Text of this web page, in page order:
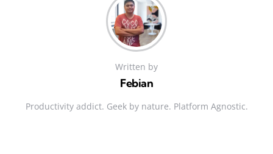
Written by
Febian
Productivity addict. Geek by nature. Platform Agnostic.